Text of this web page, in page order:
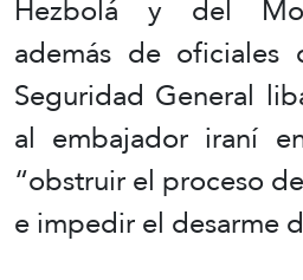
además de
Seguridad General
al embajador iraní
“obstruir el proceso
e impedir el desarme